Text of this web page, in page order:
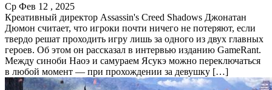
Ср Фев 12 , 2025
Креативный директор Assassin's Creed Shadows Джонатан
Дюмон считает, что игроки почти ничего не потеряют, если
твердо решат проходить игру лишь за одного из двух главных
героев. Об этом он рассказал в интервью изданию GameRant.
Между синоби Наоэ и самураем Ясукэ можно переключаться
в любой момент — при прохождении за девушку […]